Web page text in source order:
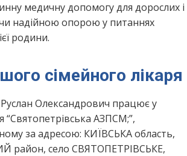
медичну допомогу для дорослих і
надійною опорою у питаннях
родини.
сімейного лікаря
Олександрович працює у
“Святопетрівська АЗПСМ;”,
за адресою: КИЇВСЬКА область,
район, село СВЯТОПЕТРІВСЬКЕ,